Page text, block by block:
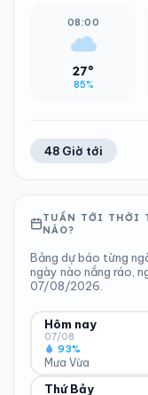
08:00
27°
85%
48 Giờ tới
TUẦN TỚI THỜI
NÀO?
Bảng dự báo từng
ngày nào nắng ráo,
07/08/2026.
Hôm nay
07/08
Mưa Vừa
93%
ĐỘ ẨM
Thứ Bảy